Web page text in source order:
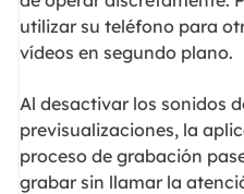
utilizar su teléfono para
vídeos en segundo plano.
Al desactivar los sonidos
previsualizaciones, la
proceso de grabación
grabar sin llamar la